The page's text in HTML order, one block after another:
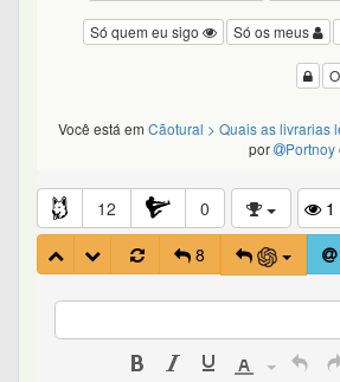
Só os meus
Só quem eu sigo
Você está em Cãotural > Quais as livrarias
por
Portnoy
12 0
1
8